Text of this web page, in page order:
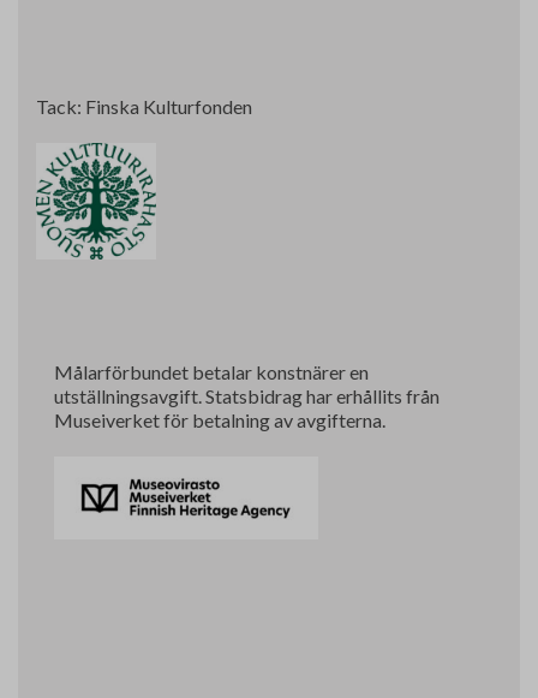
Tack: Finska Kulturfonden
Målarförbundet betalar konstnärer en
utställningsavgift.Statsbidrag har erhållits från
Museiverket för betalning av avgifterna.